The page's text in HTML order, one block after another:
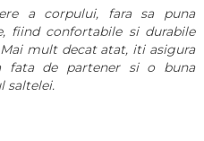
a corpului, fara sa puna
fiind confortabile si durabile
mult decat atat, iti asigura
fata de partener si o buna
saltelei.